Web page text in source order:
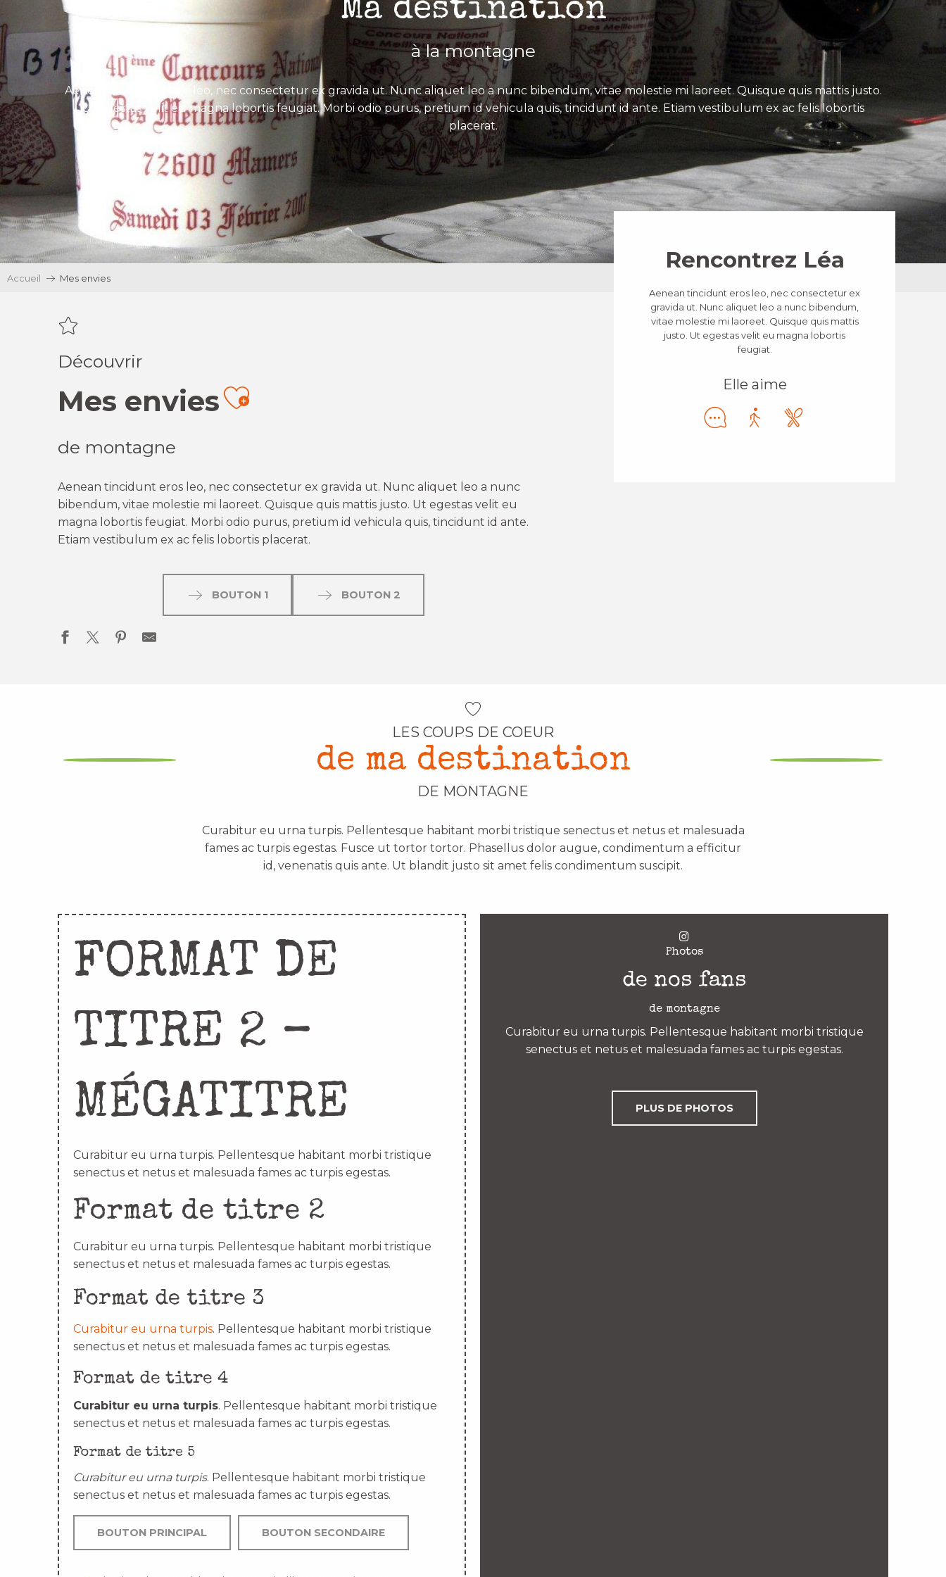
Ma destination
à la montagne
Aenean tincidunt eros leo, nec consectetur ex gravida ut. Nunc aliquet leo a nunc bibendum, vitae molestie mi laoreet. Quisque quis mattis justo.
Ut egestas velit eu magna lobortis feugiat. Morbi odio purus, pretium id vehicula quis, tincidunt id ante. Etiam vestibulum ex ac felis lobortis
placerat.
Accueil Mes envies
Découvrir
Mes enviesAjouter aux favoris
de montagne
Aenean tincidunt eros leo, nec consectetur ex gravida ut. Nunc aliquet leo a nunc
bibendum, vitae molestie mi laoreet. Quisque quis mattis justo. Ut egestas velit eu
magna lobortis feugiat. Morbi odio purus, pretium id vehicula quis, tincidunt id ante.
Etiam vestibulum ex ac felis lobortis placerat.
BOUTON 1 BOUTON 2
Rencontrez Léa
Aenean tincidunt eros leo, nec consectetur ex
gravida ut. Nunc aliquet leo a nunc bibendum,
vitae molestie mi laoreet. Quisque quis mattis
justo. Ut egestas velit eu magna lobortis
feugiat.
Elle aime
LES COUPS DE COEUR
de ma destination
DE MONTAGNE
Curabitur eu urna turpis. Pellentesque habitant morbi tristique senectus et netus et malesuada
fames ac turpis egestas. Fusce ut tortor tortor. Phasellus dolor augue, condimentum a efficitur
id, venenatis quis ante. Ut blandit justo sit amet felis condimentum suscipit.
FORMAT DE
TITRE 2 –
MÉGATITRE
Curabitur eu urna turpis. Pellentesque habitant morbi tristique
senectus et netus et malesuada fames ac turpis egestas.
Format de titre 2
Curabitur eu urna turpis. Pellentesque habitant morbi tristique
senectus et netus et malesuada fames ac turpis egestas.
Format de titre 3
Curabitur eu urna turpis. Pellentesque habitant morbi tristique
senectus et netus et malesuada fames ac turpis egestas.
Format de titre 4
Curabitur eu urna turpis. Pellentesque habitant morbi tristique
senectus et netus et malesuada fames ac turpis egestas.
Format de titre 5
Curabitur eu urna turpis. Pellentesque habitant morbi tristique
senectus et netus et malesuada fames ac turpis egestas.
BOUTON PRINCIPAL BOUTON SECONDAIRE
Photos
de nos fans
de montagne
Curabitur eu urna turpis. Pellentesque habitant morbi tristique
senectus et netus et malesuada fames ac turpis egestas.
PLUS DE PHOTOS